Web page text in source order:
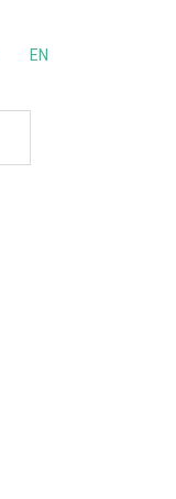
EN